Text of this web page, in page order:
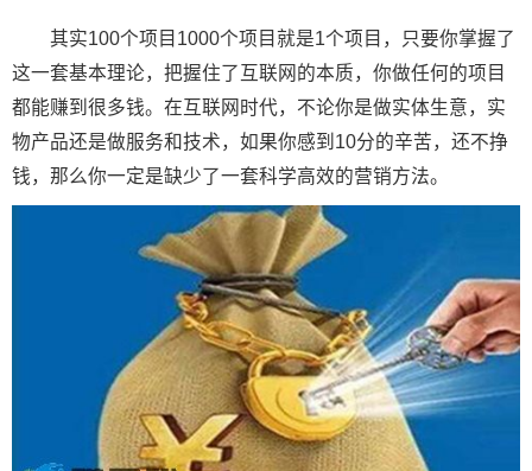
其实100个项目1000个项目就是1个项目，只要你掌握了
这一套基本理论，把握住了互联网的本质，你做任何的项目
都能赚到很多钱。在互联网时代，不论你是做实体生意，实
物产品还是做服务和技术，如果你感到10分的辛苦，还不挣
钱，那么你一定是缺少了一套科学高效的营销方法。